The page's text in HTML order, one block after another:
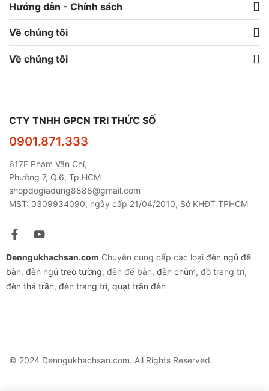
Hướng dẫn - Chính sách
Về chúng tôi
Về chúng tôi
CTY TNHH GPCN TRI THỨC SỐ
0901.871.333
617F Phạm Văn Chí,
Phường 7, Q.6, Tp.HCM
shopdogiadung8888@gmail.com
MST: 0309934090, ngày cấp 21/04/2010, Sở KHĐT TPHCM
Denngukhachsan.com Chuyên cung cấp các loại đèn ngủ để
bàn, đèn ngủ treo tường, đèn để bàn, đèn chùm, đồ trang trí,
đèn thả trần, đèn trang trí, quạt trần đèn
© 2024 Denngukhachsan.com. All Rights Reserved.